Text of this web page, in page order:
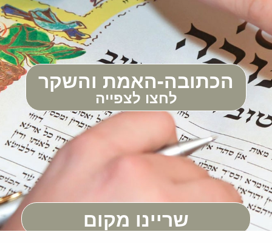
הכתובה-האמת והשקר
לחצו לצפייה
שריינו מקום